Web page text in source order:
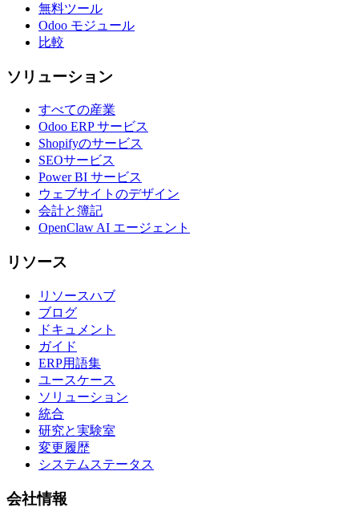
無料ツール
Odoo モジュール
比較
ソリューション
すべての産業
Odoo ERP サービス
Shopifyのサービス
SEOサービス
Power BI サービス
ウェブサイトのデザイン
会計と簿記
OpenClaw AI エージェント
リソース
リソースハブ
ブログ
ドキュメント
ガイド
ERP用語集
ユースケース
ソリューション
統合
研究と実験室
変更履歴
システムステータス
会社情報